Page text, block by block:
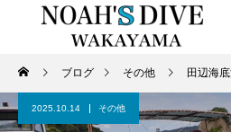
ブログ その他 田辺海底
2025.10.14 その他